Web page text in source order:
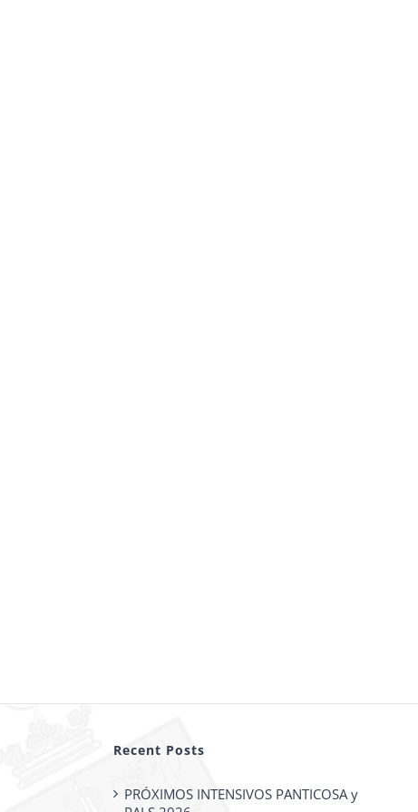
Recent Posts
PRÓXIMOS INTENSIVOS PANTICOSA y